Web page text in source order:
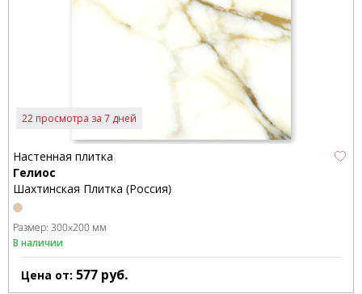
22 просмотра за 7 дней
Настенная плитка
Гелиос
Шахтинская Плитка (Россия)
Размер: 300x200 мм
В наличии
Цена от: 577 руб.